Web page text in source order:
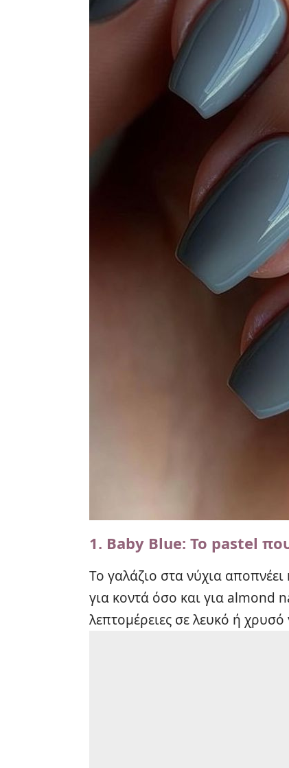
1. Baby Blue: Το pastel
Το γαλάζιο στα νύχια
για κοντά όσο και για almond
λεπτομέρειες σε λευκό ή